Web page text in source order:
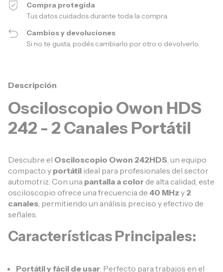
Compra protegida
Tus datos cuidados durante toda la compra.
Cambios y devoluciones
Si no te gusta, podés cambiarlo por otro o devolverlo.
Descripción
Osciloscopio Owon HDS
242 - 2 Canales Portátil
Descubre el Osciloscopio Owon 242HDS, un equipo
compacto y portátil ideal para profesionales del sector
automotriz. Con una pantalla a color de alta calidad, este
osciloscopio ofrece una frecuencia de 40 MHz y 2
canales, permitiendo un análisis preciso y efectivo de
señales.
Características Principales:
Portátil y fácil de usar: Perfecto para trabajos en el